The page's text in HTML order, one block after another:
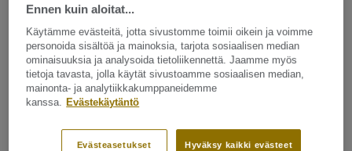
hylkivä ja tarjoaa saman helpon ja kustannustehokkaan
ylläpidon kuin kompakti iQ Optima -mallisto.
16 dB askeläänien parannusarvo
Matala vierintävastus
Osa kattavaa teknisten lattiaratkaisujen valikoimaa
Voidaan kuivakiillottaa uudenveroiseksi
Täysin kierrätettävissä, sekä asennushukka että puretut
Ennen kuin aloitat...
Käytämme evästeitä, jotta sivustomme toimii oikein ja voimme
personoida sisältöä ja mainoksia, tarjota sosiaalisen median
ominaisuuksia ja analysoida tietoliikennettä. Jaamme myös
tietoja tavasta, jolla käytät sivustoamme sosiaalisen median,
mainonta- ja analytiikkakumppaneidemme
kanssa. Evästekäytäntö
Hyväksy kaikki evästeet
Evästeasetukset